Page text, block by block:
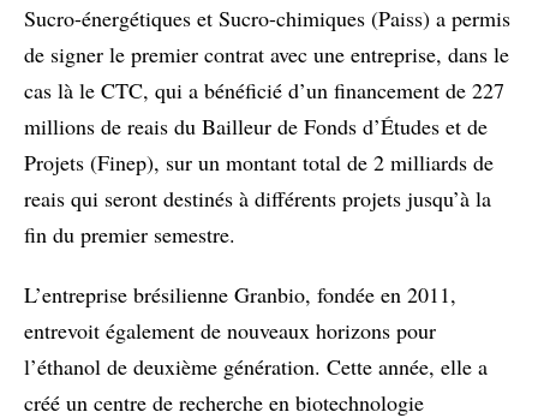
Sucro-énergétiques et Sucro-chimiques (Paiss) a permis
de signer le premier contrat avec une entreprise, dans le
cas là le CTC, qui a bénéficié d’un financement de 227
millions de reais du Bailleur de Fonds d’Études et de
Projets (Finep), sur un montant total de 2 milliards de
reais qui seront destinés à différents projets jusqu’à la
fin du premier semestre.
L’entreprise brésilienne Granbio, fondée en 2011,
entrevoit également de nouveaux horizons pour
l’éthanol de deuxième génération. Cette année, elle a
créé un centre de recherche en biotechnologie